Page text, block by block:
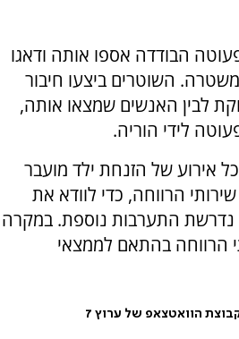
הבודדה אספו אותה ודאגו
השוטרים ביצעו חיבור
לבין האנשים שמצאו אותה,
לידי הוריה.
אירוע של הזנחת ילד מועבר
הרווחה, כדי לוודא את
נדרשת התערבות נוספת. במקרה
הרווחה בהתאם לממצאי
הוואטצאפ של ערוץ 7